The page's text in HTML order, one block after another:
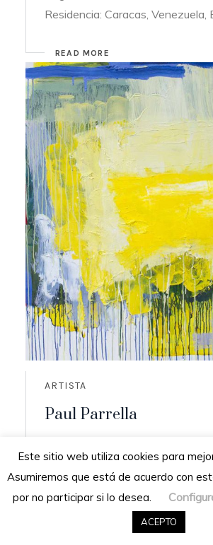
Residencia: Caracas, Venezuela,
READ MORE
ARTISTA
Paul Parrella
Residencia: San Diego de los
Venezuela
Este sitio web utiliza cookies para
Asumiremos que está de acuerdo con
por no participar si lo desea.
ACEPTO